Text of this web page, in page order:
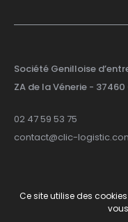
Société Genilloise
ZA de la Vénerie - 37460
02 47 59 53 75
contact@clic-
© 2026 Clic
Ce site utilise des